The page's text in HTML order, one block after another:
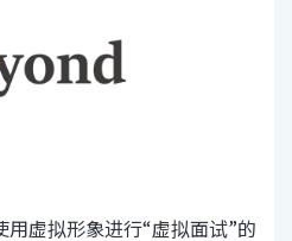
虚拟形象进行“虚拟面试”的